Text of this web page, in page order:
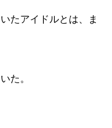
たアイドルとは、ま
た。